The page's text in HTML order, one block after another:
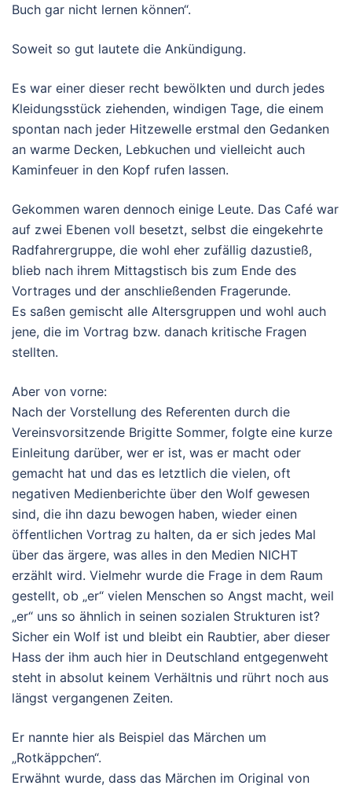
Buch gar nicht lernen können“.
Soweit so gut lautete die Ankündigung.
Es war einer dieser recht bewölkten und durch jedes
Kleidungsstück ziehenden, windigen Tage, die einem
spontan nach jeder Hitzewelle erstmal den Gedanken
an warme Decken, Lebkuchen und vielleicht auch
Kaminfeuer in den Kopf rufen lassen.
Gekommen waren dennoch einige Leute. Das Café war
auf zwei Ebenen voll besetzt, selbst die eingekehrte
Radfahrergruppe, die wohl eher zufällig dazustieß,
blieb nach ihrem Mittagstisch bis zum Ende des
Vortrages und der anschließenden Fragerunde.
Es saßen gemischt alle Altersgruppen und wohl auch
jene, die im Vortrag bzw. danach kritische Fragen
stellten.
Aber von vorne:
Nach der Vorstellung des Referenten durch die
Vereinsvorsitzende Brigitte Sommer, folgte eine kurze
Einleitung darüber, wer er ist, was er macht oder
gemacht hat und das es letztlich die vielen, oft
negativen Medienberichte über den Wolf gewesen
sind, die ihn dazu bewogen haben, wieder einen
öffentlichen Vortrag zu halten, da er sich jedes Mal
über das ärgere, was alles in den Medien NICHT
erzählt wird. Vielmehr wurde die Frage in dem Raum
gestellt, ob „er“ vielen Menschen so Angst macht, weil
„er“ uns so ähnlich in seinen sozialen Strukturen ist?
Sicher ein Wolf ist und bleibt ein Raubtier, aber dieser
Hass der ihm auch hier in Deutschland entgegenweht
steht in absolut keinem Verhältnis und rührt noch aus
längst vergangenen Zeiten.
Er nannte hier als Beispiel das Märchen um
„Rotkäppchen“.
Erwähnt wurde, dass das Märchen im Original von